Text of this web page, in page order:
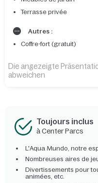
Terrasse privée
Autres :
Coffre-fort (gratuit)
Die angezeigte
abweichen
Toujours inclus
à Center Parcs
L'Aqua Mundo, notre
Nombreuses aires de
Divertissements pour
animées, etc.